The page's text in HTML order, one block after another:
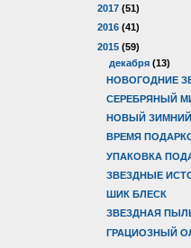
2017 (51)
2016 (41)
2015 (59)
декабря(13)
НОВОГОДНИЕ
СЕРЕБРЯНЫЙ
НОВЫЙ
ВРЕМЯ
УПАКОВКА
ЗВЕЗДНЫЕ
ШИК БЛЕСК
ЗВЕЗДНАЯ
ГРАЦИОЗНЫЙ